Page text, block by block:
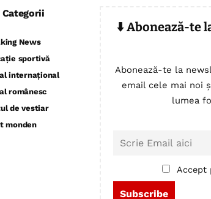
Categorii
News
sportivă
internațional
românesc
de vestiar
monden
⬇️ Abonează-te
Abonează-te la
email cele mai noi
lumea
Accept